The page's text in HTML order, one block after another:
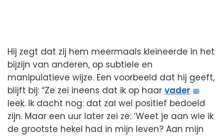
Hij zegt dat zij hem meermaals kleineerde in het
bijzijn van anderen, op subtiele en
manipulatieve wijze. Een voorbeeld dat hij geeft,
blijft bij: “Ze zei ineens dat ik op haar vader
leek. Ik dacht nog: dat zal wel positief bedoeld
zijn. Maar een uur later zei ze: ‘Weet je aan wie ik
de grootste hekel had in mijn leven? Aan mijn